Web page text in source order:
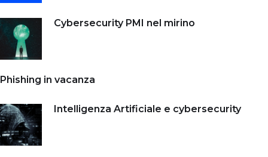
Cybersecurity PMI nel mirino
Phishing in vacanza
Intelligenza Artificiale e cybersecurity